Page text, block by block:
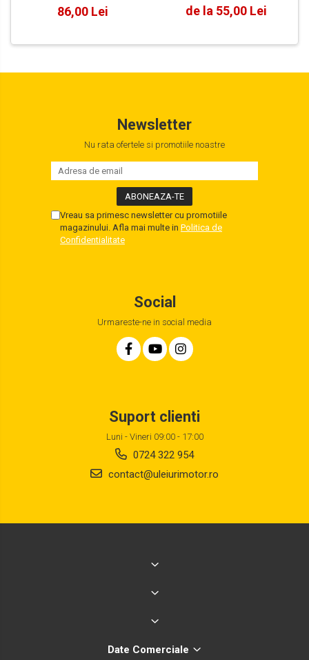
86,00 Lei de la 55,00 Lei
Newsletter
Nu rata ofertele si promotiile noastre
Vreau sa primesc newsletter cu promotiile
magazinului. Afla mai multe in Politica de
Confidentialitate
Social
Urmareste-ne in social media
Suport clienti
Luni - Vineri 09:00 - 17:00
0724 322 954
contact@uleiurimotor.ro
Date Comerciale